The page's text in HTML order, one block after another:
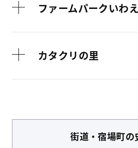
ファームパークいわえ
カタクリの里
街道・宿場町の